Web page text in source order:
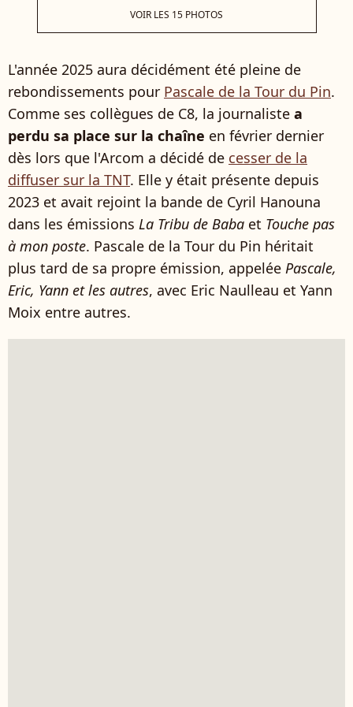
VOIR LES 15 PHOTOS
L'année 2025 aura décidément été pleine de
rebondissements pour Pascale de la Tour du Pin.
Comme ses collègues de C8, la journaliste a
perdu sa place sur la chaîne en février dernier
dès lors que l'Arcom a décidé de cesser de la
diffuser sur la TNT. Elle y était présente depuis
2023 et avait rejoint la bande de Cyril Hanouna
dans les émissions La Tribu de Baba et Touche pas
à mon poste. Pascale de la Tour du Pin héritait
plus tard de sa propre émission, appelée Pascale,
Eric, Yann et les autres, avec Eric Naulleau et Yann
Moix entre autres.